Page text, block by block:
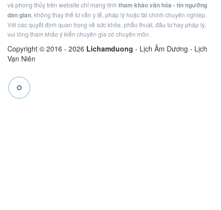
và phong thủy trên website chỉ mang tính tham khảo văn hóa - tín ngưỡng
dân gian, không thay thế tư vấn y tế, pháp lý hoặc tài chính chuyên nghiệp.
Với các quyết định quan trọng về sức khỏe, phẫu thuật, đầu tư hay pháp lý,
vui lòng tham khảo ý kiến chuyên gia có chuyên môn.
Copyright © 2016 - 2026 Lichamduong - Lịch Âm Dương - Lịch
Vạn Niên